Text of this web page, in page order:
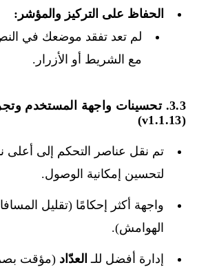
الحفاظ على التركيز والمؤشر:
لم تعد تفقد موضعك في
مع الشريط أو الأزرار.
3.3. تحسينات واجهة المستخدم
(v1.1.13)
تم نقل عناصر التحكم إلى أعلى
لتحسين إمكانية الوصول.
واجهة أكثر إحكامًا (تقليل
الهوامش).
إدارة أفضل للـ العدّاد